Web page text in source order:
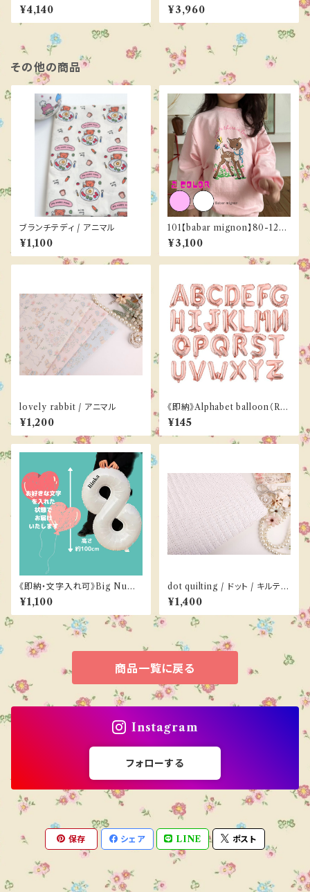
¥4,140 ¥3,960
その他の商品
ブランチテディ / アニマル
¥1,100
101【babar mignon】80-120c
m《ご予約／３月下旬お届け》
¥3,100
lovely rabbit / アニマル
¥1,200
《即納》Alphabet balloon（Ro
se GOLD）
¥145
《即納・文字入れ可》Big Numb
er balloon（１color）
¥1,100
dot quilting / ドット / キルティ
ング
¥1,400
商品一覧に戻る
Instagram
フォローする
保存 シェア LINE ポスト